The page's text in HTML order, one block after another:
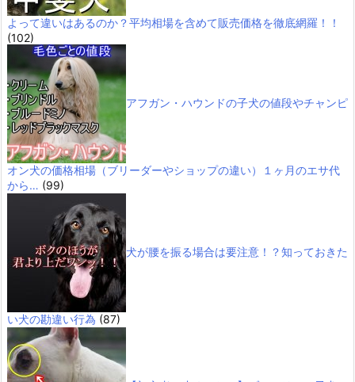
よって違いはあるのか？平均相場を含めて販売価格を徹底網羅！！
(102)
アフガン・ハウンドの子犬の値段やチャンピ
オン犬の価格相場（ブリーダーやショップの違い）１ヶ月のエサ代
から… (99)
犬が腰を振る場合は要注意！？知っておきた
い犬の勘違い行為 (87)